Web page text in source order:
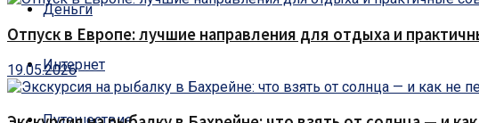
Деньги
Интернет
Отпуск в Европе: лучшие направления для отдыха и
19.05.2026